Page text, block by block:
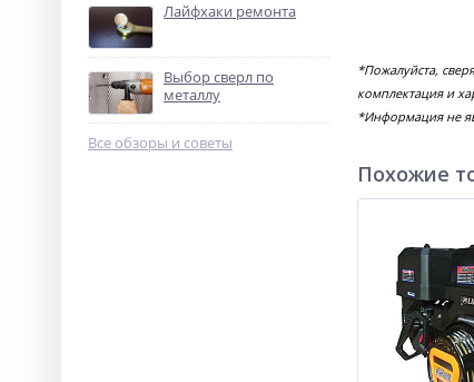
Лайфхаки ремонта
Выбор сверл по
металлу
Все обзоры и советы
*Пожалуйста,
комплектация и
*Информация не
Похожие